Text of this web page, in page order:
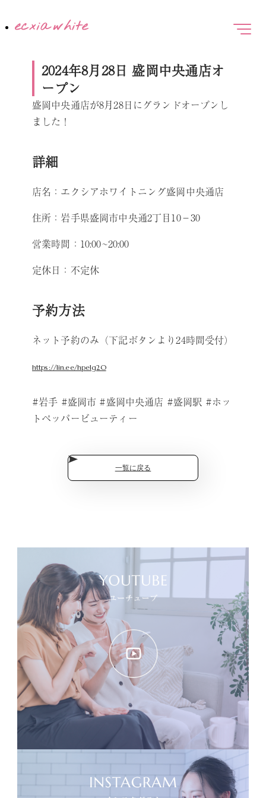
2024年8月28日 盛岡中央通店オ
ープン
盛岡中央通店が8月28日にグランドオープンし
ました！
詳細
店名：エクシアホワイトニング盛岡中央通店
住所：岩手県盛岡市中央通2丁目10−30
営業時間：10:00~20:00
定休日：不定休
予約方法
ネット予約のみ（下記ボタンより24時間受付）
https://lin.ee/hpe1g2O
#岩手 #盛岡市 #盛岡中央通店 #盛岡駅 #ホッ
トペッパービューティー
一覧に戻る